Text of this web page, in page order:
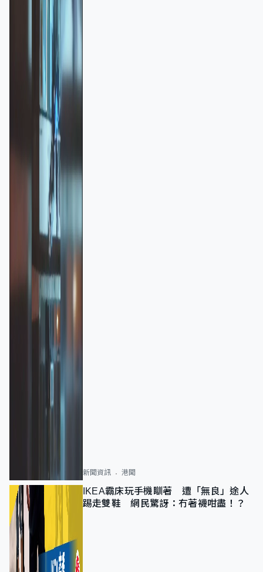
新聞資訊 港聞
IKEA霸床玩手機瞓著 遭「無良」途人
踢走雙鞋 網民驚訝：冇著襪咁盡！？